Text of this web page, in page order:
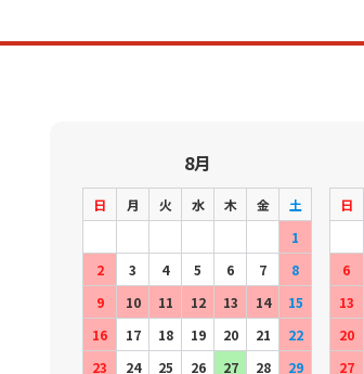
8月
日 月 火 水 木 金
土
1
2
3 4 5 6 7
8
9
10 11 12 13 14
15
16
17 18 19 20 21
22
23
24 25 26 27 28 29
日
6
13
20
27